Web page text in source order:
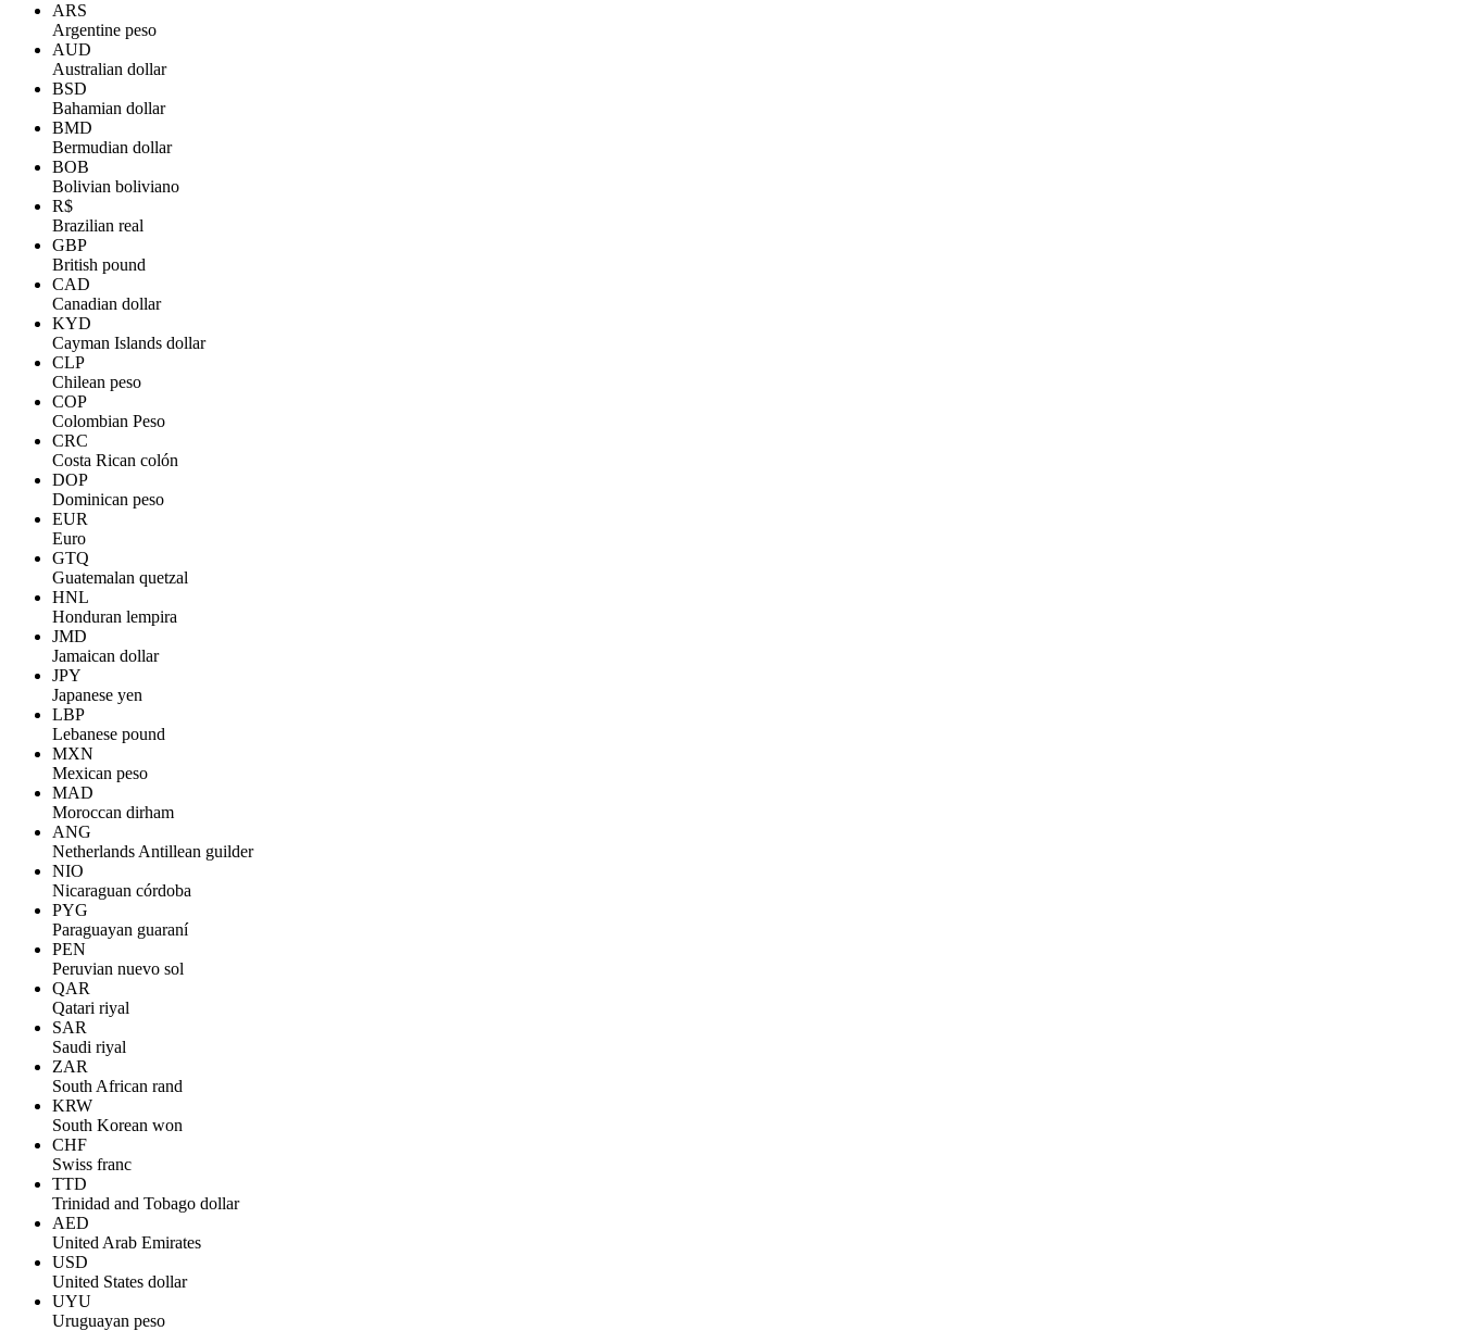
ARS
Argentine peso
AUD
Australian dollar
BSD
Bahamian dollar
BMD
Bermudian dollar
BOB
Bolivian boliviano
R$
Brazilian real
GBP
British pound
CAD
Canadian dollar
KYD
Cayman Islands dollar
CLP
Chilean peso
COP
Colombian Peso
CRC
Costa Rican colón
DOP
Dominican peso
EUR
Euro
GTQ
Guatemalan quetzal
HNL
Honduran lempira
JMD
Jamaican dollar
JPY
Japanese yen
LBP
Lebanese pound
MXN
Mexican peso
MAD
Moroccan dirham
ANG
Netherlands Antillean guilder
NIO
Nicaraguan córdoba
PYG
Paraguayan guaraní
PEN
Peruvian nuevo sol
QAR
Qatari riyal
SAR
Saudi riyal
ZAR
South African rand
KRW
South Korean won
CHF
Swiss franc
TTD
Trinidad and Tobago dollar
AED
United Arab Emirates
USD
United States dollar
UYU
Uruguayan peso